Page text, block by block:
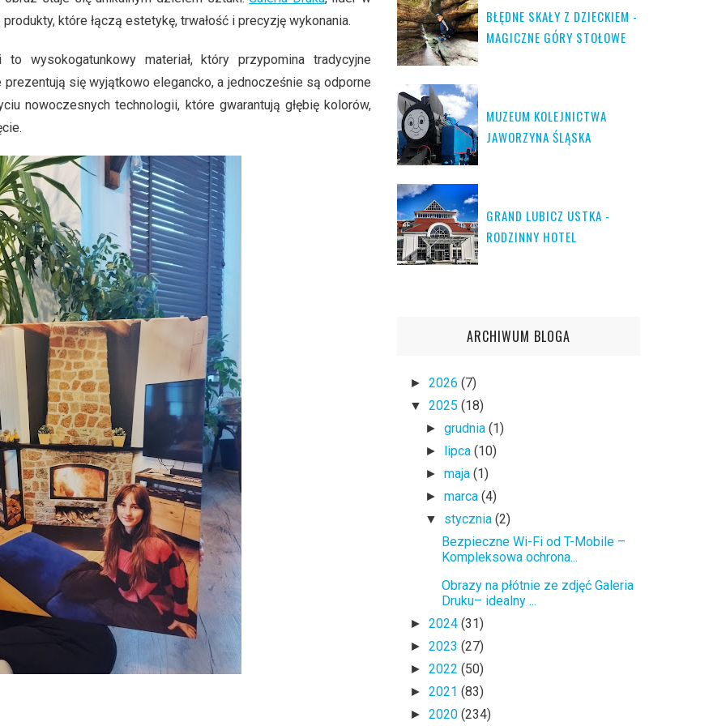
które łączą estetykę, trwałość i precyzję wykonania.
wysokogatunkowy materiał, który przypomina tradycyjne
prezentują się wyjątkowo elegancko, a jednocześnie są odporne
nowoczesnych technologii, które gwarantują głębię kolorów,
BŁĘDNE SKAŁY Z DZIECKIEM -
MAGICZNE GÓRY STOŁOWE
MUZEUM KOLEJNICTWA
JAWORZYNA ŚLĄSKA
GRAND LUBICZ USTKA -
RODZINNY HOTEL
ARCHIWUM BLOGA
► 2026 (7)
▼ 2025 (18)
►grudnia(1)
► lipca(10)
►maja(1)
►marca(4)
▼ stycznia(2)
Bezpieczne Wi-Fi od T-Mobile –
Kompleksowa ochrona...
Obrazy na płótnie ze zdjęć Galeria
Druku– idealny ...
► 2024 (31)
► 2023 (27)
► 2022 (50)
► 2021 (83)
► 2020 (234)